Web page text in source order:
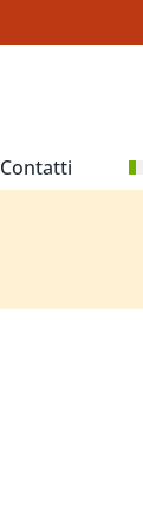
Contatti